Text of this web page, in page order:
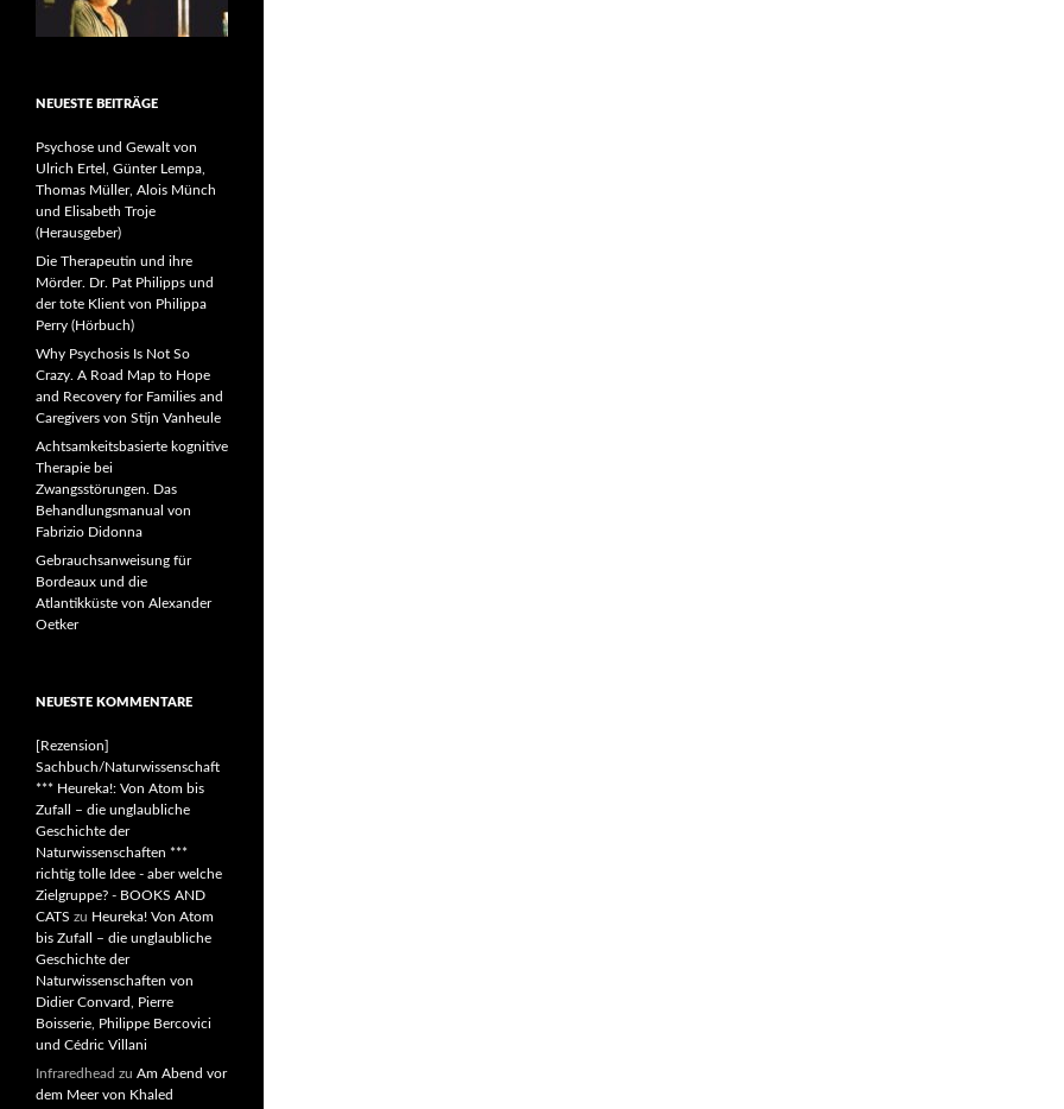
NEUESTE BEITRÄGE
Psychose und Gewalt von
Ulrich Ertel, Günter Lempa,
Thomas Müller, Alois Münch
und Elisabeth Troje
(Herausgeber)
Die Therapeutin und ihre
Mörder. Dr. Pat Philipps und
der tote Klient von Philippa
Perry (Hörbuch)
Why Psychosis Is Not So
Crazy. A Road Map to Hope
and Recovery for Families and
Caregivers von Stijn Vanheule
Achtsamkeitsbasierte kognitive
Therapie bei
Zwangsstörungen. Das
Behandlungsmanual von
Fabrizio Didonna
Gebrauchsanweisung für
Bordeaux und die
Atlantikküste von Alexander
Oetker
NEUESTE KOMMENTARE
[Rezension]
Sachbuch/Naturwissenschaft
*** Heureka!: Von Atom bis
Zufall – die unglaubliche
Geschichte der
Naturwissenschaften ***
richtig tolle Idee - aber welche
Zielgruppe? - BOOKS AND
CATS zu Heureka! Von Atom
bis Zufall – die unglaubliche
Geschichte der
Naturwissenschaften von
Didier Convard, Pierre
Boisserie, Philippe Bercovici
und Cédric Villani
Infraredhead zu Am Abend vor
dem Meer von Khaled